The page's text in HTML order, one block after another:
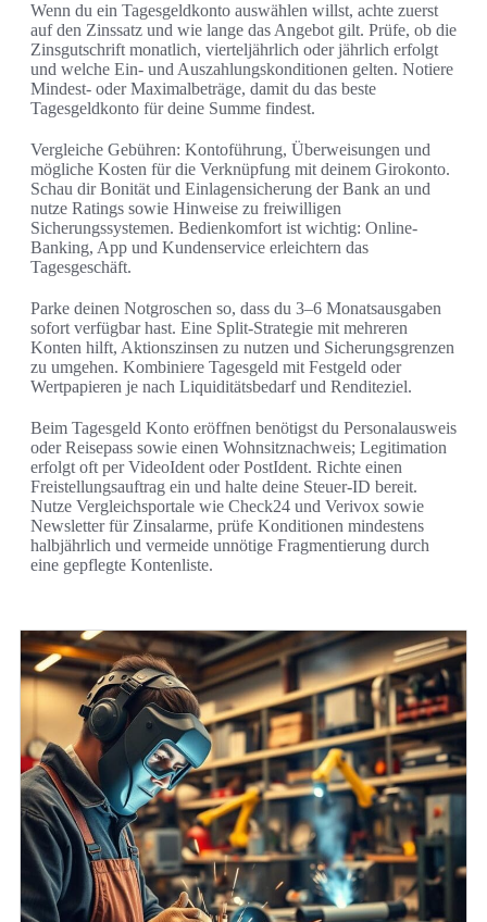
Wenn du ein Tagesgeldkonto auswählen willst, achte zuerst
auf den Zinssatz und wie lange das Angebot gilt. Prüfe, ob die
Zinsgutschrift monatlich, vierteljährlich oder jährlich erfolgt
und welche Ein- und Auszahlungskonditionen gelten. Notiere
Mindest- oder Maximalbeträge, damit du das beste
Tagesgeldkonto für deine Summe findest.
Vergleiche Gebühren: Kontoführung, Überweisungen und
mögliche Kosten für die Verknüpfung mit deinem Girokonto.
Schau dir Bonität und Einlagensicherung der Bank an und
nutze Ratings sowie Hinweise zu freiwilligen
Sicherungssystemen. Bedienkomfort ist wichtig: Online-
Banking, App und Kundenservice erleichtern das
Tagesgeschäft.
Parke deinen Notgroschen so, dass du 3–6 Monatsausgaben
sofort verfügbar hast. Eine Split-Strategie mit mehreren
Konten hilft, Aktionszinsen zu nutzen und Sicherungsgrenzen
zu umgehen. Kombiniere Tagesgeld mit Festgeld oder
Wertpapieren je nach Liquiditätsbedarf und Renditeziel.
Beim Tagesgeld Konto eröffnen benötigst du Personalausweis
oder Reisepass sowie einen Wohnsitznachweis; Legitimation
erfolgt oft per VideoIdent oder PostIdent. Richte einen
Freistellungsauftrag ein und halte deine Steuer-ID bereit.
Nutze Vergleichsportale wie Check24 und Verivox sowie
Newsletter für Zinsalarme, prüfe Konditionen mindestens
halbjährlich und vermeide unnötige Fragmentierung durch
eine gepflegte Kontenliste.